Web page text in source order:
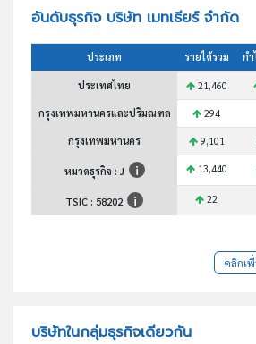
อันดับธุรกิจ บริษัท เมทเธียร์ จำกัด
ประเภท รายได้รวม ก
ประเทศไทย 21,460
กรุงเทพมหานครและปริมณฑล 294
กรุงเทพมหานคร 9,101
หมวดธุรกิจ : J 13,440
TSIC : 58202 22
คลิกเ
บริษัทในกลุ่มธุรกิจเดียวกัน